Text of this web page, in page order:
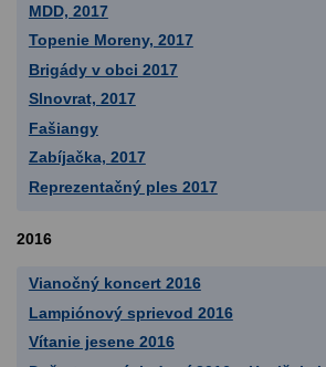
MDD, 2017
Topenie Moreny, 2017
Brigády v obci 2017
Slnovrat, 2017
Fašiangy
Zabíjačka, 2017
Reprezentačný ples 2017
2016
Vianočný koncert 2016
Lampiónový sprievod 2016
Vítanie jesene 2016